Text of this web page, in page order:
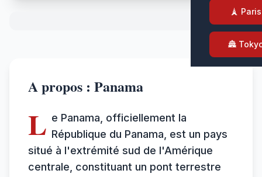
🗼 Paris
🏯
A propos : Panama
L e Panama, officiellement la
République du Panama, est un pays
situé à l'extrémité sud de l'Amérique
centrale, constituant un pont terrestre